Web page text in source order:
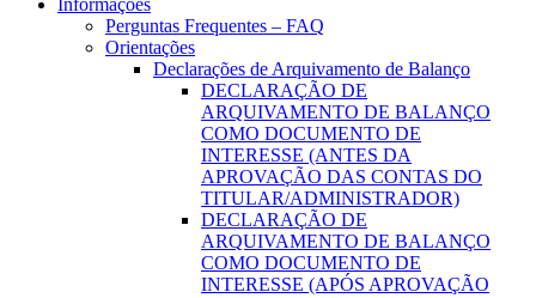
Informações
Perguntas Frequentes – FAQ
Orientações
Declarações de Arquivamento de Balanço
DECLARAÇÃO DE
ARQUIVAMENTO DE BALANÇO
COMO DOCUMENTO DE
INTERESSE (ANTES DA
APROVAÇÃO DAS CONTAS DO
TITULAR/ADMINISTRADOR)
DECLARAÇÃO DE
ARQUIVAMENTO DE BALANÇO
COMO DOCUMENTO DE
INTERESSE (APÓS APROVAÇÃO